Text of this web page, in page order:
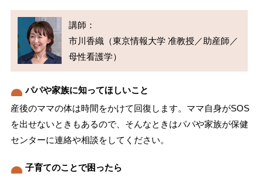
講師：
市川香織（東京情報大学 准教授／助産師／
パパや家族に知ってほしいこと
産後のママの体は時間をかけて回復します。ママ自身がSOS
を出せないときもあるので、そんなときはパパや家族が保健
センターに連絡や相談をしてください。
子育てのことで困ったら